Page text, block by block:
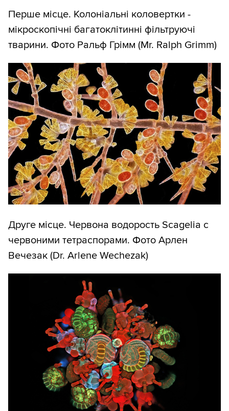
Перше місце. Колоніальні коловертки -
мікроскопічні багатоклітинні фільтруючі
тварини. Фото Ральф Грімм (Mr. Ralph Grimm)
Друге місце. Червона водорость Scagelia c
червоними тетраспорами. Фото Арлен
Вечезак (Dr. Arlene Wechezak)